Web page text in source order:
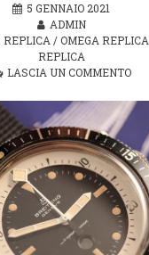
5 GENNAIO 2021
ADMIN
REPLICA /OMEGA REPLICA
REPLICA
LASCIA UN COMMENTO